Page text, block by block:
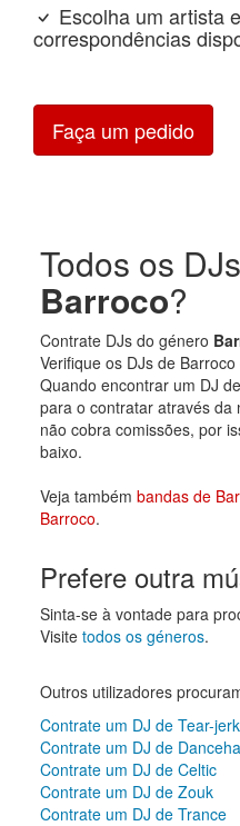
Escolha um artista
correspondências
Faça um pedido
Todos os
Barroco?
Contrate DJs do género
Verifique os DJs de
Quando encontrar um DJ
para o contratar através da
não cobra comissões, por
baixo.
Veja também bandas de
Barroco.
Prefere outra
Sinta-se à vontade para
Visite todos os géneros.
Outros utilizadores
Contrate um DJ de Tear-
Contrate um DJ de
Contrate um DJ de Celtic
Contrate um DJ de Zouk
Contrate um DJ de Trance